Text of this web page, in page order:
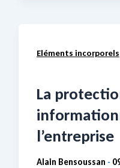
Eléments incorporels
La
l’entreprise
Alain Bensoussan -